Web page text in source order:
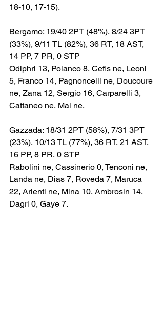
18-10, 17-15).
Bergamo: 19/40 2PT (48%), 8/24 3PT
(33%), 9/11 TL (82%), 36 RT, 18 AST,
14 PP, 7 PR, 0 STP
Odiphri 13, Polanco 8, Cefis ne, Leoni
5, Franco 14, Pagnoncelli ne, Doucoure
ne, Zana 12, Sergio 16, Carparelli 3,
Cattaneo ne, Mal ne.
Gazzada: 18/31 2PT (58%), 7/31 3PT
(23%), 10/13 TL (77%), 36 RT, 21 AST,
16 PP, 8 PR, 0 STP
Rabolini ne, Cassinerio 0, Tenconi ne,
Landa ne, Dias 7, Roveda 7, Maruca
22, Arienti ne, Mina 10, Ambrosin 14,
Dagri 0, Gaye 7.